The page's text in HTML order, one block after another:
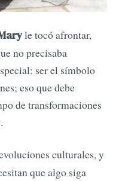
le tocó afrontar,
no precisaba
ser el símbolo
eso que debe
de transformaciones
culturales, y
que algo siga